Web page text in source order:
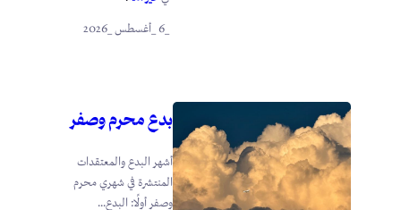
بدع محرم وصفر
أشهر البدع والمعتقدات
المنتشرة في شهري محرم
وصفر أولًا: البدع...